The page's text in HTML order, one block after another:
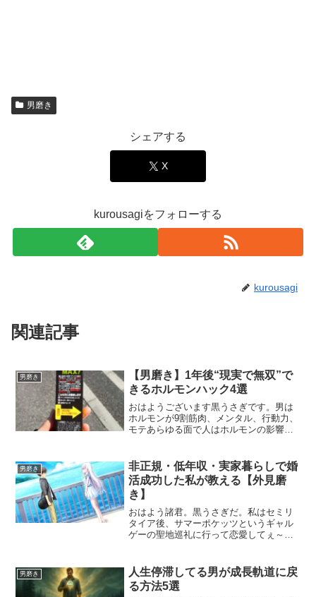
男磨き
シェアする
X
kurousagiをフォローする
kurousagi
関連記事
男磨き
【男磨き】1年後“現実で無双”で
きるホルモンハック4選
おはようございます黒うさぎです。男は
ホルモンが9割筋肉、メンタル、行動力、
モテあらゆる面で人はホルモンの影響を
は準富裕層・既婚・海外経験3カ国1年も
あれば人生のステー...
男磨き
非正規・低年収・実家暮らしで婚
活成功した私が教える【外見磨
き】
おはよう諸君。黒うさぎだ。私はセミリ
タイア後、サマーポケッツというギャル
ゲーの聖地巡礼に行って恋愛してぇ～と
してみた！男木島・女木島編セミリタイ
アして週20時間しか働...
男磨き
人生停滞してる男が成長軌道に戻
る方法5選